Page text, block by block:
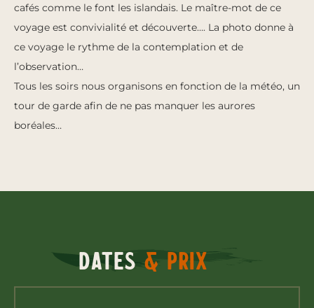
cafés comme le font les islandais. Le maître-mot de ce
voyage est convivialité et découverte…. La photo donne à
ce voyage le rythme de la contemplation et de
l’observation…
Tous les soirs nous organisons en fonction de la météo, un
tour de garde afin de ne pas manquer les aurores
boréales…
Dates& prix